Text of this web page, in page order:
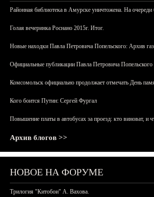
Районная библиотека в Амурске уничтожена. На
Голая вечеринка Роснано 2015г. Итог.
Новые находки Павла Петровича Попельского: Архив
Официальные публикации Павла Петровича
Комсомольск официально продолжает отмечать День
Кого боится Путин: Сергей Фургал
Повышение платы в автобусах за проезд: кто виноват, и
Архив блогов >>
НОВОЕ НА ФОРУМЕ
Трилогия "Китобои" А. Вахова.